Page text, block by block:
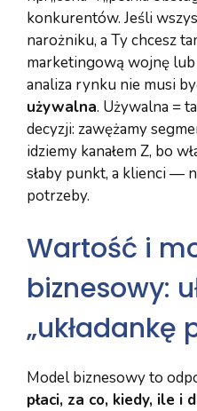
konkurentów. Jeśli
narożniku, a Ty chcesz
marketingową wojnę
analiza rynku nie musi
używalna. Używalna =
decyzji: zawężamy
idziemy kanałem Z, bo
słaby punkt, a klienci —
potrzeby.
Wartość i
biznesowy:
„układankę
Model biznesowy to
płaci, za co, kiedy, ile i